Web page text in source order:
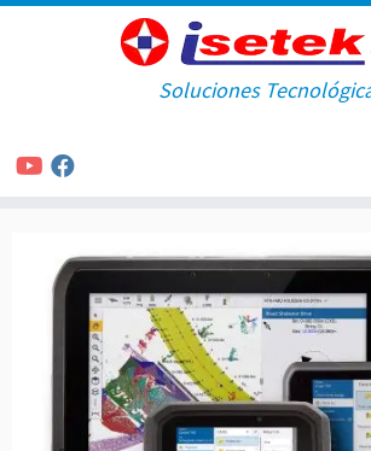
contenido
Soluciones